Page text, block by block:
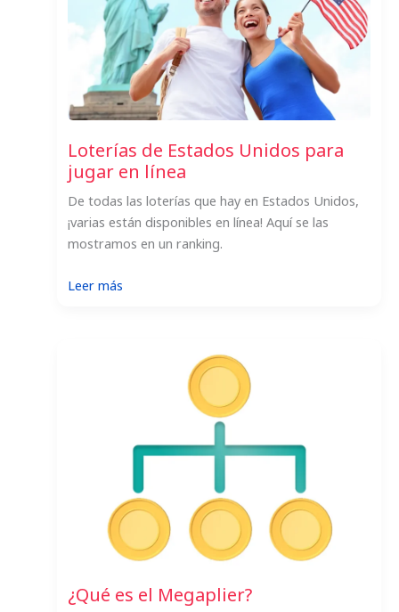
la
lotería
en
EE.
UU.?
Loterías de Estados Unidos para
jugar en línea
De todas las loterías que hay en Estados Unidos,
¡varias están disponibles en línea! Aquí se las
mostramos en un ranking.
Leer más:
línea
¿Qué es el Megaplier?